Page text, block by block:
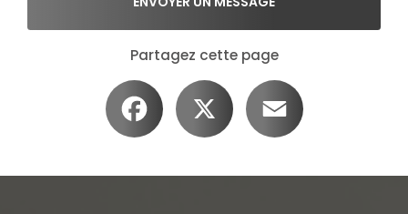
Partagez cette page
Facebook